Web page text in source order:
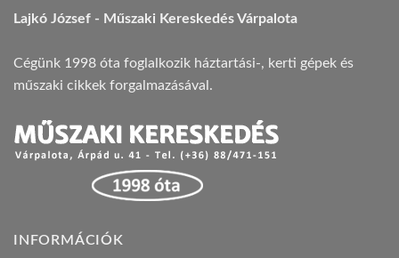
Lajkó József - Műszaki Kereskedés Várpalota
Cégünk 1998 óta foglalkozik háztartási-, kerti gépek és
műszaki cikkek forgalmazásával.
INFORMÁCIÓK